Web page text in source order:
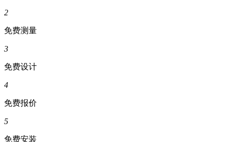
2
免费测量
3
免费设计
4
免费报价
5
免费安装